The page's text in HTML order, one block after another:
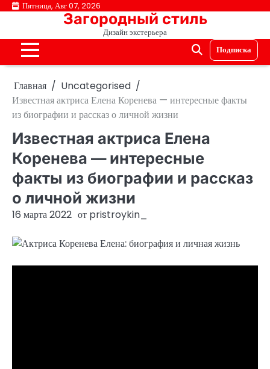
ПерейтиПятница, Авг 07, 2026
Загородный стиль
Дизайн экстерьера
Подписка
Главная
Uncategorised
Известная актриса Елена Коренева — интересные факты
из биографии и рассказ о личной жизни
Известная актриса Елена
Коренева — интересные
факты из биографии и рассказ
о личной жизни
16 марта 2022 от pristroykin_